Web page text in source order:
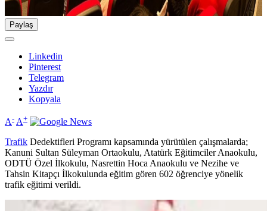
Paylaş
Linkedin
Pinterest
Telegram
Yazdır
Kopyala
A- A+
Trafik Dedektifleri Programı kapsamında yürütülen çalışmalarda;
Kanuni Sultan Süleyman Ortaokulu, Atatürk Eğitimciler Anaokulu,
ODTÜ Özel İlkokulu, Nasrettin Hoca Anaokulu ve Nezihe ve
Tahsin Kitapçı İlkokulunda eğitim gören 602 öğrenciye yönelik
trafik eğitimi verildi.